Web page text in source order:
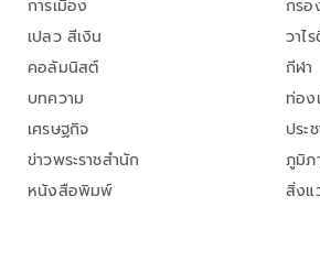
การเมือง
เปลว สีเงิน
คอลัมนิสต์
บทความ
เศรษฐกิจ
ข่าวพระราชสำนัก
หนังสือพิมพ์
กรอ
วาไ
กีฬา
ท่อ
ประ
ภูมิภ
สิ่งแ